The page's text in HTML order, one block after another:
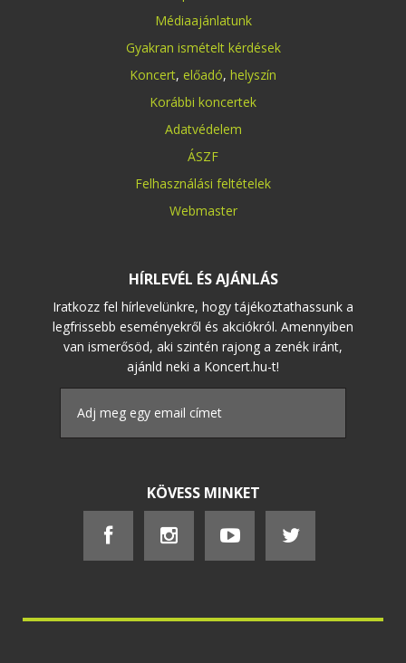
Médiaajánlatunk
Gyakran ismételt kérdések
Koncert, előadó, helyszín
Korábbi koncertek
Adatvédelem
ÁSZF
Felhasználási feltételek
Webmaster
HÍRLEVÉL ÉS AJÁNLÁS
Iratkozz fel hírlevelünkre, hogy tájékoztathassunk a
legfrissebb eseményekről és akciókról. Amennyiben
van ismerősöd, aki szintén rajong a zenék iránt,
ajánld neki a Koncert.hu-t!
KÖVESS MINKET